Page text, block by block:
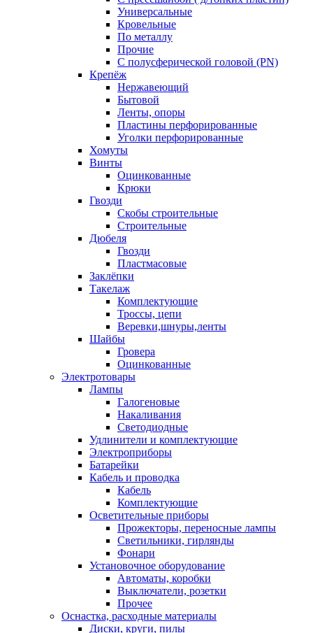
Универсальные
Кровельные
По металлу
Прочие
С полусферической головой (PN)
Крепёж
Нержавеющий
Бытовой
Ленты, опоры
Пластины перфорированные
Уголки перфорированные
Хомуты
Винты
Оцинкованные
Крюки
Гвозди
Скобы строительные
Строительные
Дюбеля
Гвозди
Пластмасовые
Заклёпки
Такелаж
Комплектующие
Троссы, цепи
Веревки,шнуры,ленты
Шайбы
Гровера
Оцинкованные
Электротовары
Лампы
Галогеновые
Накаливания
Светодиодные
Удлинители и комплектующие
Электроприборы
Батарейки
Кабель и проводка
Кабель
Комплектующие
Осветительные приборы
Прожекторы, переносные лампы
Светильники, гирлянды
Фонари
Установочное оборудование
Автоматы, коробки
Выключатели, розетки
Прочее
Оснастка, расходные материалы
Диски, круги, пилы